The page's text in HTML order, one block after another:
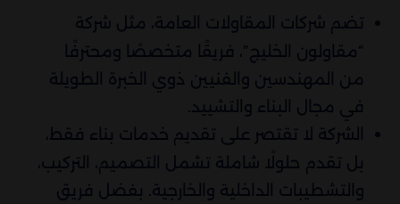
تضم شركات المقاولات العامة، مثل شركة
“مقاولون الخليج”، فريقًا متخصصًا ومحترفًا
من المهندسين والفنيين ذوي الخبرة الطويلة
في مجال البناء والتشييد.
الشركة لا تقتصر على تقديم خدمات بناء فقط،
بل تقدم حلولًا شاملة تشمل التصميم، التركيب،
والتشطيبات الداخلية والخارجية. بفضل فريق